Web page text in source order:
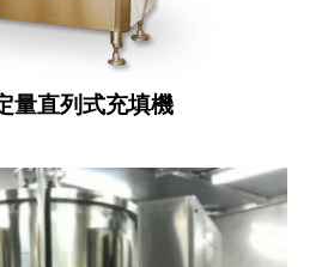
量直列式充填機